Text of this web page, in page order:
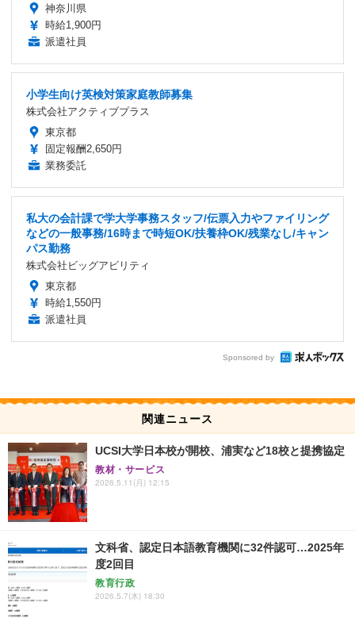
神奈川県
時給1,900円
派遣社員
小学生向け英検対策家庭教師募集
株式会社アクティブプラス
東京都
固定報酬2,650円
業務委託
私大の会計課で学大学事務スタッフ/伝票入力やファイリング
などの一般事務/16時まで時短OK/扶養枠OK/残業なし/キャン
パス勤務
株式会社ビッグアビリティ
東京都
時給1,550円
派遣社員
Sponsored by
関連ニュース
UCSI大学日本校が開校、浦実など18校と提携協定
教材・サービス
2026.5.11(月) 12:15
文科省、認定日本語教育機関に32件認可…2025年
度2回目
教育行政
2026.5.7(木) 18:30